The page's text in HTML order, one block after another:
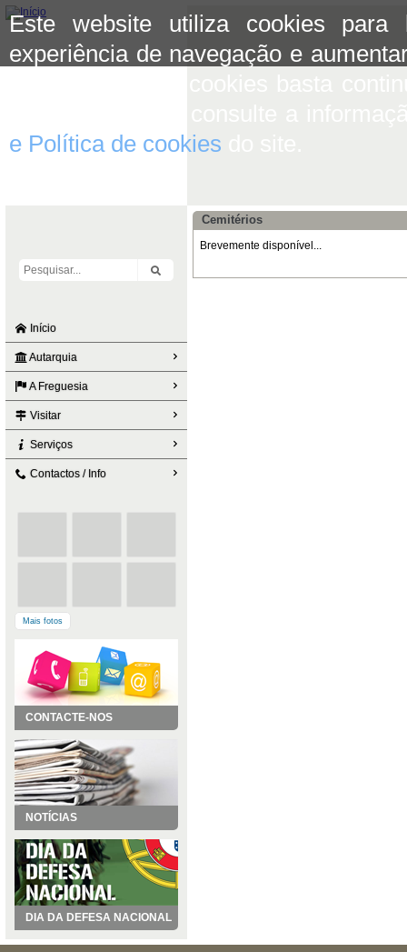
Este website utiliza cookies para
experiência de navegação e
e Política de cookies
Início
Autarquia
A Freguesia
Visitar
Serviços
Contactos / Info
Mais fotos
CONTACTE-NOS
NOTÍCIAS
DIA DA DEFESA NACIONAL
Cemitérios
Brevemente disponível...